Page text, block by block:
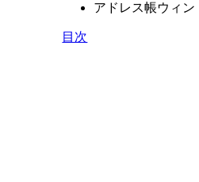
アドレス帳ウィン
目次